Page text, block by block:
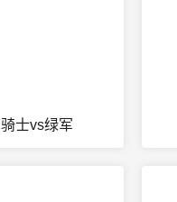
骑士vs绿军